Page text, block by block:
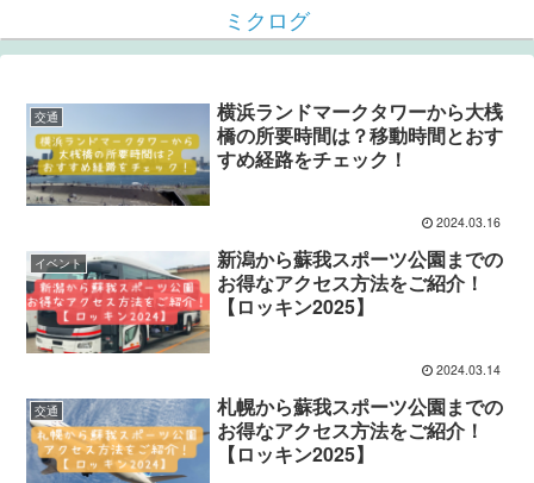
ミクログ
交通
横浜ランドマークタワーから大桟
橋の所要時間は？移動時間とおす
すめ経路をチェック！
2024.03.16
イベント
新潟から蘇我スポーツ公園までの
お得なアクセス方法をご紹介！
【ロッキン2025】
2024.03.14
交通
札幌から蘇我スポーツ公園までの
お得なアクセス方法をご紹介！
【ロッキン2025】